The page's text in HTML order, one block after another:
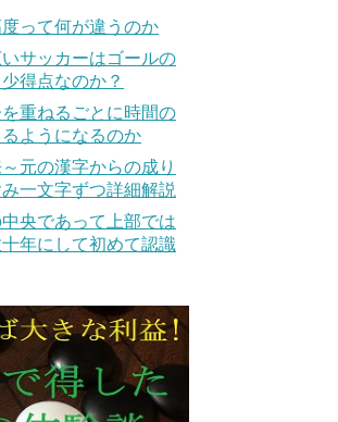
って何が違うのか
サッカーはゴールの
得点なのか？
重ねるごとに時間の
ようになるのか
元の漢字からの成り
一文字ずつ詳細解説
央であって上部では
年にして初めて認識